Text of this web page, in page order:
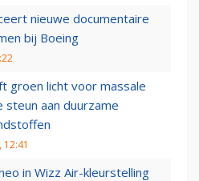
nieuwe documentaire
bij Boeing
groen licht voor massale
steun aan duurzame
12:41
in Wizz Air-kleurstelling